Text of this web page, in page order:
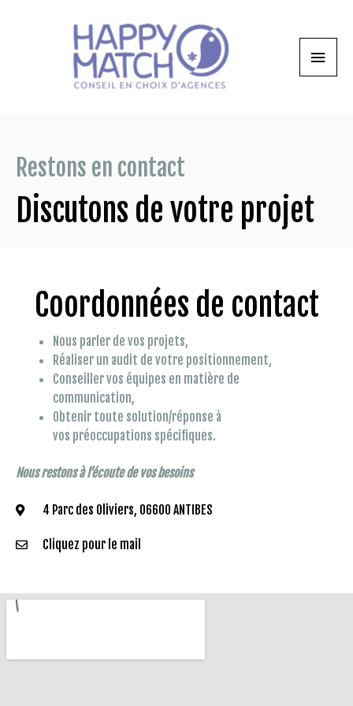
Restons en contact
Discutons de votre projet
Coordonnées de contact
Nous parler de vos projets,
Réaliser un audit de votre positionnement,
Conseiller vos équipes en matière de
communication,
Obtenir toute solution/réponse à
vos préoccupations spécifiques.
Nous restons à l’écoute de vos besoins
4 Parc des Oliviers, 06600 ANTIBES
Cliquez pour le mail